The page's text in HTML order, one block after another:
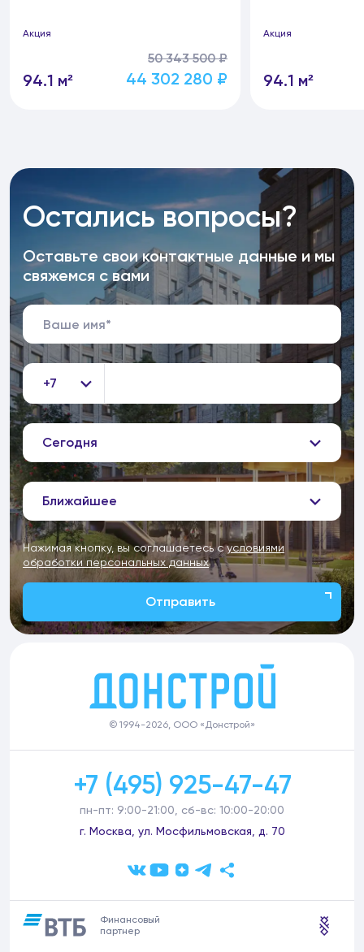
Акция
94.1 м²
50 343 500 ₽
44 302 280 ₽
Акция
94.1 м²
Остались вопросы?
Оставьте свои контактные данные и мы
свяжемся с вами
+7
Сегодня
Ближайшее
Нажимая кнопку, вы соглашаетесь сусловиями
обработки персональных данных
Отправить
© 1994-2026, ООО «Донстрой»
+7 (495) 925-47-47
пн-пт: 9:00-21:00, сб-вс: 10:00-20:00
г. Москва, ул. Мосфильмовская, д. 70
Финансовый
партнер